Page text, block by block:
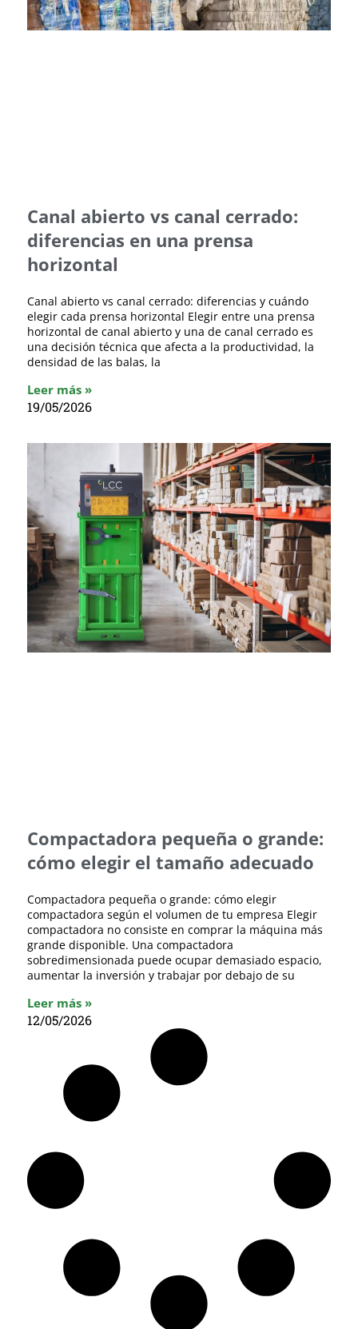
Canal abierto vs canal cerrado:
diferencias en una prensa
horizontal
Canal abierto vs canal cerrado: diferencias y cuándo
elegir cada prensa horizontal Elegir entre una prensa
horizontal de canal abierto y una de canal cerrado es
una decisión técnica que afecta a la productividad, la
densidad de las balas, la
Leer más »
19/05/2026
Compactadora pequeña o grande:
cómo elegir el tamaño adecuado
Compactadora pequeña o grande: cómo elegir
compactadora según el volumen de tu empresa Elegir
compactadora no consiste en comprar la máquina más
grande disponible. Una compactadora
sobredimensionada puede ocupar demasiado espacio,
aumentar la inversión y trabajar por debajo de su
Leer más »
12/05/2026